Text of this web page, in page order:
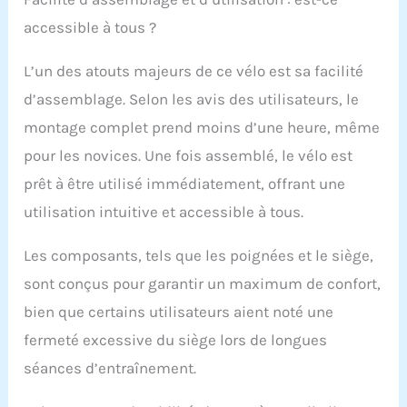
accessible à tous ?
L’un des atouts majeurs de ce vélo est sa facilité
d’assemblage. Selon les avis des utilisateurs, le
montage complet prend moins d’une heure, même
pour les novices. Une fois assemblé, le vélo est
prêt à être utilisé immédiatement, offrant une
utilisation intuitive et accessible à tous.
Les composants, tels que les poignées et le siège,
sont conçus pour garantir un maximum de confort,
bien que certains utilisateurs aient noté une
fermeté excessive du siège lors de longues
séances d’entraînement.